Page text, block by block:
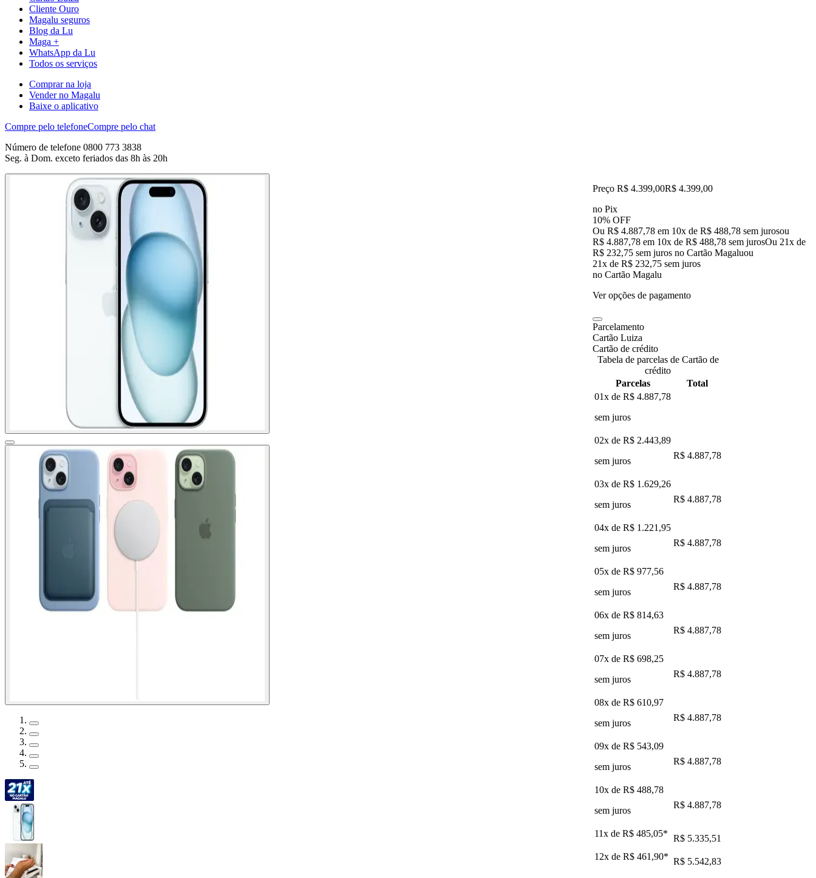
Cliente Ouro
Magalu seguros
Blog da Lu
Maga +
WhatsApp da Lu
Todos os serviços
Comprar na loja
Vender no Magalu
Baixe o aplicativo
Compre pelo telefoneCompre pelo chat
Número de telefone 0800 773 3838
Seg. à Dom. exceto feriados das 8h às 20h
Preço R$ 4.399,00R$ 4.399,00
no Pix
10% OFF
Ou R$ 4.887,78 em 10x de R$ 488,78 sem jurosou
R$ 4.887,78 em 10x de R$ 488,78 sem jurosOu 21x de
R$ 232,75 sem juros no Cartão Magaluou
21x de R$ 232,75 sem juros
no Cartão Magalu
Ver opções de pagamento
Parcelamento
Cartão Luiza
Cartão de crédito
Tabela de parcelas de Cartão de
crédito
Parcelas
Total
01x de R$ 4.887,78
sem juros
02x de R$ 2.443,89
sem juros
R$ 4.887,78
03x de R$ 1.629,26
sem juros
R$ 4.887,78
04x de R$ 1.221,95
sem juros
R$ 4.887,78
05x de R$ 977,56
sem juros
R$ 4.887,78
06x de R$ 814,63
sem juros
R$ 4.887,78
07x de R$ 698,25
sem juros
R$ 4.887,78
08x de R$ 610,97
sem juros
R$ 4.887,78
09x de R$ 543,09
sem juros
R$ 4.887,78
10x de R$ 488,78
sem juros
R$ 4.887,78
11x de R$ 485,05* R$ 5.335,51
12x de R$ 461,90* R$ 5.542,83